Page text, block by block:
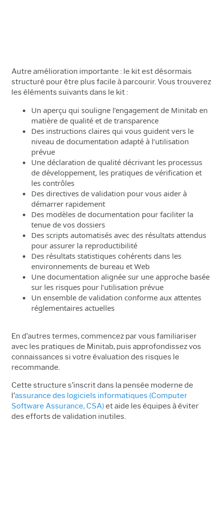
Autre amélioration importante : le kit est désormais
structuré pour être plus facile à parcourir. Vous trouverez
les éléments suivants dans le kit :
Un aperçu qui souligne l’engagement de Minitab en
matière de qualité et de transparence
Des instructions claires qui vous guident vers le
niveau de documentation adapté à l’utilisation
prévue
Une déclaration de qualité décrivant les processus
de développement, les pratiques de vérification et
les contrôles
Des directives de validation pour vous aider à
démarrer rapidement
Des modèles de documentation pour faciliter la
tenue de vos dossiers
Des scripts automatisés avec des résultats attendus
pour assurer la reproductibilité
Des résultats statistiques cohérents dans les
environnements de bureau et Web
Une documentation alignée sur une approche basée
sur les risques pour l’utilisation prévue
Un ensemble de validation conforme aux attentes
réglementaires actuelles
En d’autres termes, commencez par vous familiariser
avec les pratiques de Minitab, puis approfondissez vos
connaissances si votre évaluation des risques le
recommande.
Cette structure s’inscrit dans la pensée moderne de
l’assurance des logiciels informatiques (Computer
Software Assurance, CSA)et aide les équipes à éviter
des efforts de validation inutiles.